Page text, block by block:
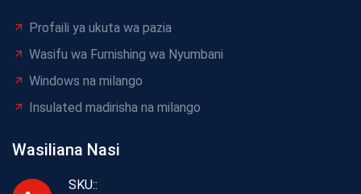
Profaili ya ukuta wa pazia
Wasifu wa Furnishing wa Nyumbani
Windows na milango
Insulated madirisha na milango
Wasiliana Nasi
SKU::